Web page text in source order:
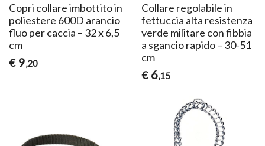
Copri collare imbottito in
poliestere 600D arancio
fluo per caccia – 32 x 6,5
cm
€ 9,20
Collare regolabile in
fettuccia alta resistenza
verde militare con fibbia
a sgancio rapido – 30-51
cm
€ 6,15